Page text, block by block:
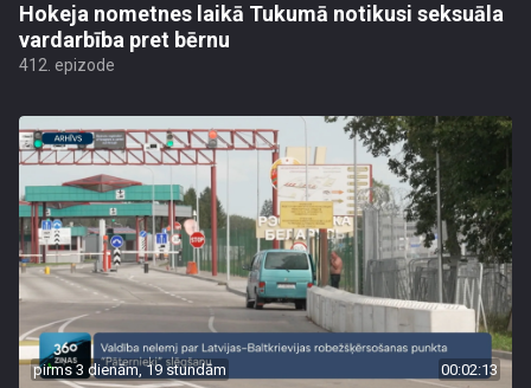
Hokeja nometnes laikā Tukumā notikusi seksuāla
vardarbība pret bērnu
412. epizode
pirms 3 dienām, 19 stundām 00:02:13